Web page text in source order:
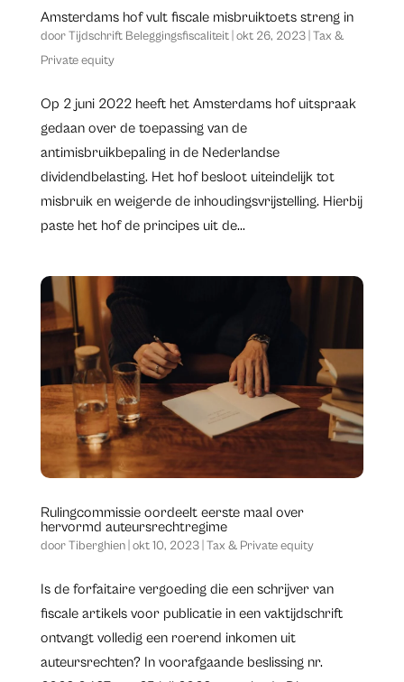
Amsterdams hof vult fiscale misbruiktoets streng in
doorTijdschrift Beleggingsfiscaliteit| okt 26, 2023| Tax &
Private equity
Op 2 juni 2022 heeft het Amsterdams hof uitspraak
gedaan over de toepassing van de
antimisbruikbepaling in de Nederlandse
dividendbelasting. Het hof besloot uiteindelijk tot
misbruik en weigerde de inhoudingsvrijstelling. Hierbij
paste het hof de principes uit de...
Rulingcommissie oordeelt eerste maal over
hervormd auteursrechtregime
doorTiberghien| okt 10, 2023| Tax & Private equity
Is de forfaitaire vergoeding die een schrijver van
fiscale artikels voor publicatie in een vaktijdschrift
ontvangt volledig een roerend inkomen uit
auteursrechten? In voorafgaande beslissing nr.